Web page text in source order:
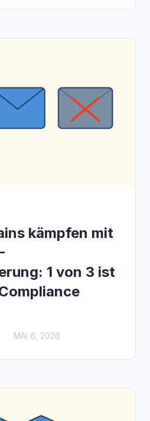
kämpfen mit
1 von 3 ist
MAI 6, 2026